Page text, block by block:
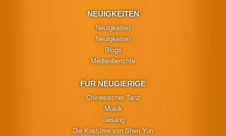
NEUIGKEITEN
Neuigkeiten
Neuigkeiten
Blogs
Medienberichte
FÜR NEUGIERIGE
Chinesischer Tanz
Musik
Gesang
Die Kostüme von Shen Yun